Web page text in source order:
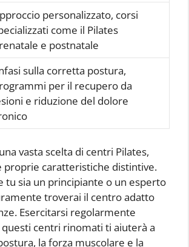
personalizzato, corsi
come il Pilates
e postnatale
sulla corretta postura,
per il recupero da
e riduzione del dolore
vasta scelta di centri Pilates,
proprie caratteristiche distintive.
tu sia un principiante o un esperto
troverai il centro adatto
Esercitarsi regolarmente
centri rinomati ti aiuterà a
la forza muscolare e la